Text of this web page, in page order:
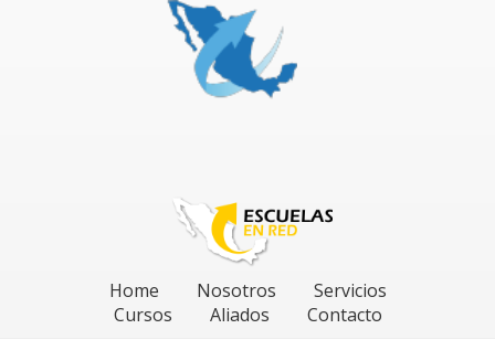
Home Nosotros
Servicios
Cursos
Aliados Contacto